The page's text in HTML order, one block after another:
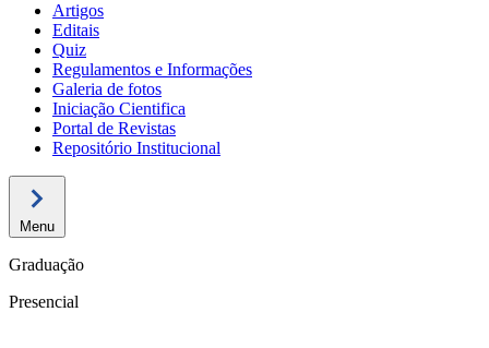
Artigos
Editais
Quiz
Regulamentos e Informações
Galeria de fotos
Iniciação Cientifica
Portal de Revistas
Repositório Institucional
Menu
Graduação
Presencial